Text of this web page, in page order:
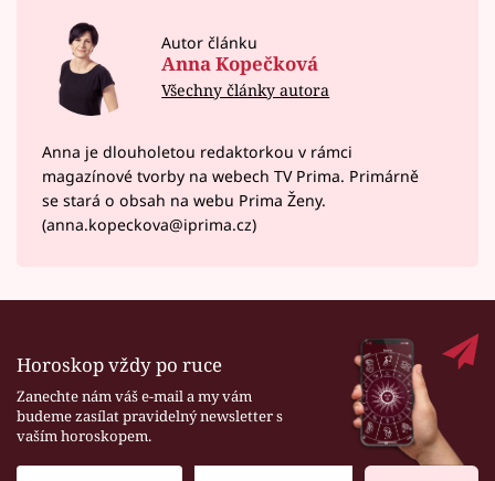
Autor článku
Anna Kopečková
Všechny články autora
Anna je dlouholetou redaktorkou v rámci
magazínové tvorby na webech TV Prima. Primárně
se stará o obsah na webu Prima Ženy.
(anna.kopeckova@iprima.cz)
Horoskop vždy po ruce
Zanechte nám váš e-mail a my vám
budeme zasílat pravidelný newsletter s
vaším horoskopem.